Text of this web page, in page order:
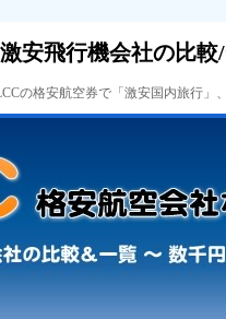
安飛行機会社の比較
の格安航空券で「激安国内旅行